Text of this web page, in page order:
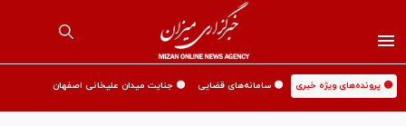
🟡 پرونده‌های ویژه خبری 🟡 سامانه‌های قضایی 🟡 جنایت میدان علیخانی اصفهان